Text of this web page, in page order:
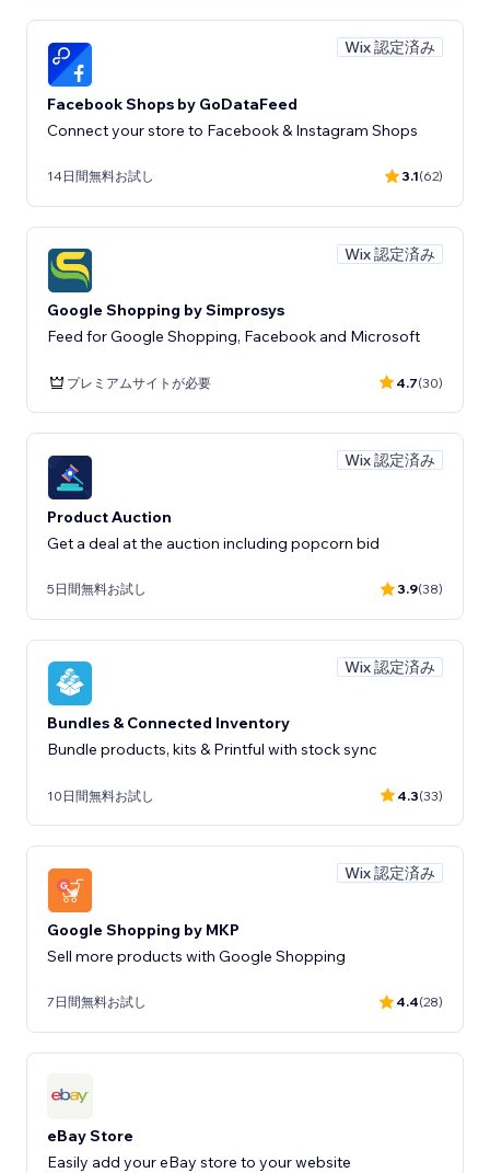
Wix 認定済み
Facebook Shops by GoDataFeed
Connect your store to Facebook & Instagram Shops
14日間無料お試し 3.1(62)
Wix 認定済み
Google Shopping by Simprosys
Feed for Google Shopping, Facebook and Microsoft
プレミアムサイトが必要 4.7(30)
Wix 認定済み
Product Auction
5日間無料お試し 3.9(38)
Wix 認定済み
Bundles & Connected Inventory
Bundle products, kits & Printful with stock sync
10日間無料お試し 4.3(33)
Wix 認定済み
Google Shopping by MKP
Sell more products with Google Shopping
7日間無料お試し 4.4(28)
eBay Store
Easily add your eBay store to your website